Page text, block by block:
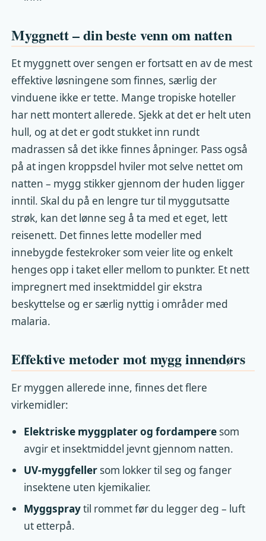
Myggnett – din beste venn om natten
Et myggnett over sengen er fortsatt en av de mest
effektive løsningene som finnes, særlig der
vinduene ikke er tette. Mange tropiske hoteller
har nett montert allerede. Sjekk at det er helt uten
hull, og at det er godt stukket inn rundt
madrassen så det ikke finnes åpninger. Pass også
på at ingen kroppsdel hviler mot selve nettet om
natten – mygg stikker gjennom der huden ligger
inntil. Skal du på en lengre tur til myggutsatte
strøk, kan det lønne seg å ta med et eget, lett
reisenett. Det finnes lette modeller med
innebygde feste­kroker som veier lite og enkelt
henges opp i taket eller mellom to punkter. Et nett
impregnert med insektmiddel gir ekstra
beskyttelse og er særlig nyttig i områder med
malaria.
Effektive metoder mot mygg innendørs
Er myggen allerede inne, finnes det flere
virkemidler:
Elektriske myggplater og fordamperesom
avgir et insektmiddel jevnt gjennom natten.
UV-myggfellersom lokker til seg og fanger
insektene uten kjemikalier.
Myggspraytil rommet før du legger deg – luft
ut etterpå.